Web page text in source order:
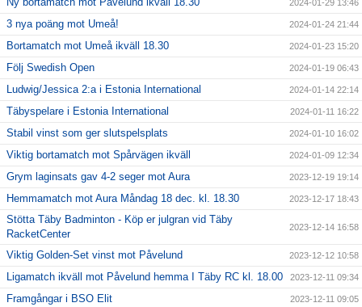
2024-01-29 13:46
3 nya poäng mot Umeå! 2024-01-24 21:44
Bortamatch mot Umeå ikväll 18.30 2024-01-23 15:20
Följ Swedish Open 2024-01-19 06:43
Ludwig/Jessica 2:a i Estonia International 2024-01-14 22:14
Täbyspelare i Estonia International 2024-01-11 16:22
Stabil vinst som ger slutspelsplats 2024-01-10 16:02
Viktig bortamatch mot Spårvägen ikväll 2024-01-09 12:34
Grym laginsats gav 4-2 seger mot Aura 2023-12-19 19:14
Hemmamatch mot Aura Måndag 18 dec. kl. 18.30 2023-12-17 18:43
Stötta Täby Badminton - Köp er julgran vid Täby
RacketCenter
2023-12-14 16:58
Viktig Golden-Set vinst mot Påvelund 2023-12-12 10:58
Ligamatch ikväll mot Påvelund hemma I Täby RC kl. 18.00 2023-12-11 09:34
Framgångar i BSO Elit 2023-12-11 09:05